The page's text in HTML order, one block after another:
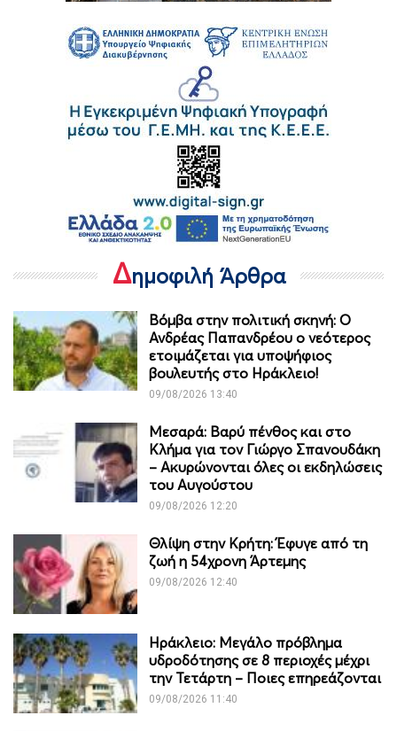
Δημοφιλή Άρθρα
Βόμβα στην πολιτική σκηνή: Ο
Ανδρέας Παπανδρέου ο νεότερος
ετοιμάζεται για υποψήφιος
βουλευτής στο Ηράκλειο!
09/08/2026 13:40
Μεσαρά: Βαρύ πένθος και στο
Κλήμα για τον Γιώργο Σπανουδάκη
– Ακυρώνονται όλες οι εκδηλώσεις
του Αυγούστου
09/08/2026 12:20
Θλίψη στην Κρήτη: Έφυγε από τη
ζωή η 54χρονη Άρτεμης
09/08/2026 12:40
Ηράκλειο: Μεγάλο πρόβλημα
υδροδότησης σε 8 περιοχές μέχρι
την Τετάρτη – Ποιες επηρεάζονται
09/08/2026 11:40